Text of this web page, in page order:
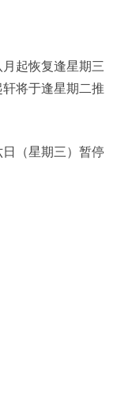
起恢复逢星期三
将于逢星期二推
（星期三）暂停